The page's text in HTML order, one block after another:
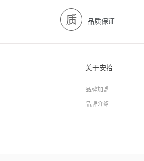
品质保证
关于安拾
品牌加盟
品牌介绍